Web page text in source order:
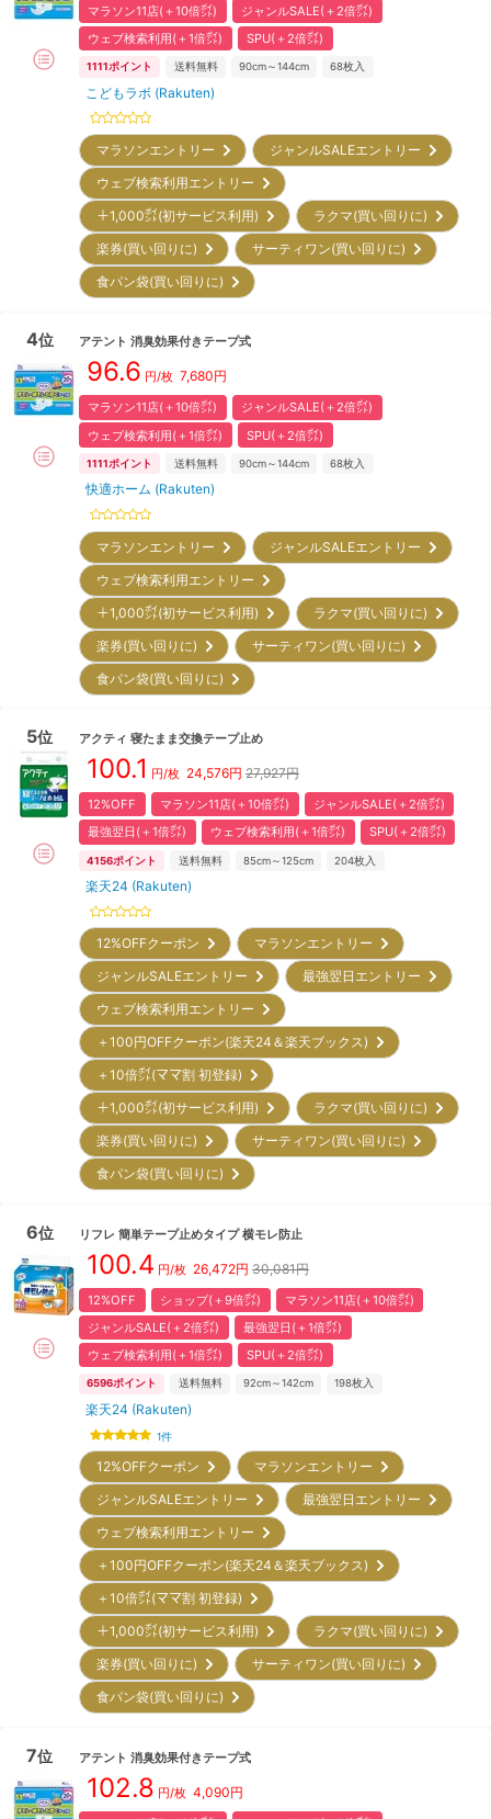
マラソン11店(＋10倍㌽)
ジャンルSALE(＋2倍㌽)
ウェブ検索利用(＋1倍㌽)
SPU(＋2倍㌽)
1111ポイント 送料無料 90cm～144cm 68枚入
こどもラボ (Rakuten)
マラソンエントリー
ジャンルSALEエントリー
ウェブ検索利用エントリー
＋1,000㌽(初サービス利用)
ラクマ(買い回りに)
楽券(買い回りに)
サーティワン(買い回りに)
食パン袋(買い回りに)
4位 アテント 消臭効果付きテープ式
96.6 円/枚 7,680円
マラソン11店(＋10倍㌽)
ジャンルSALE(＋2倍㌽)
ウェブ検索利用(＋1倍㌽)
SPU(＋2倍㌽)
1111ポイント 送料無料 90cm～144cm 68枚入
快適ホーム (Rakuten)
マラソンエントリー
ジャンルSALEエントリー
ウェブ検索利用エントリー
＋1,000㌽(初サービス利用)
ラクマ(買い回りに)
楽券(買い回りに)
サーティワン(買い回りに)
食パン袋(買い回りに)
5位 アクティ 寝たまま交換テープ止め
100.1 円/枚 24,576円 27,927円
12%OFF マラソン11店(＋10倍㌽)
ジャンルSALE(＋2倍㌽)
最強翌日(＋1倍㌽)
ウェブ検索利用(＋1倍㌽) SPU(＋2倍㌽)
4156ポイント 送料無料 85cm～125cm 204枚入
楽天24 (Rakuten)
12%OFFクーポン
マラソンエントリー
ジャンルSALEエントリー
最強翌日エントリー
ウェブ検索利用エントリー
＋100円OFFクーポン(楽天24＆楽天ブックス)
＋10倍㌽(ママ割 初登録)
＋1,000㌽(初サービス利用)
ラクマ(買い回りに)
楽券(買い回りに)
サーティワン(買い回りに)
食パン袋(買い回りに)
6位 リフレ 簡単テープ止めタイプ 横モレ防止
100.4 円/枚 26,472円 30,081円
12%OFF ショップ(＋9倍㌽)
マラソン11店(＋10倍㌽)
ジャンルSALE(＋2倍㌽)
最強翌日(＋1倍㌽)
ウェブ検索利用(＋1倍㌽)
SPU(＋2倍㌽)
6596ポイント 送料無料 92cm～142cm 198枚入
楽天24 (Rakuten)
1件
12%OFFクーポン
マラソンエントリー
ジャンルSALEエントリー
最強翌日エントリー
ウェブ検索利用エントリー
＋100円OFFクーポン(楽天24＆楽天ブックス)
＋10倍㌽(ママ割 初登録)
＋1,000㌽(初サービス利用)
ラクマ(買い回りに)
楽券(買い回りに)
サーティワン(買い回りに)
食パン袋(買い回りに)
7位 アテント 消臭効果付きテープ式
102.8 円/枚 4,090円